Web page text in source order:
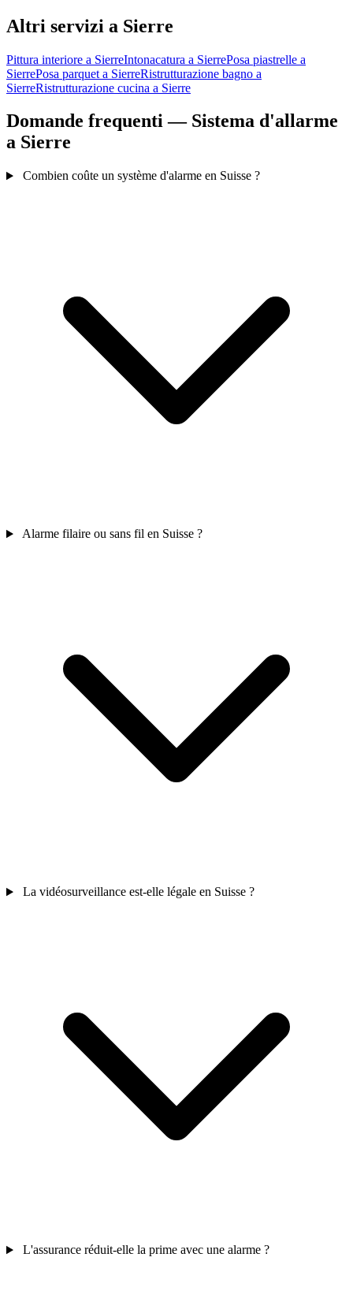
Altri servizi a Sierre
Pittura interiore a SierreIntonacatura a SierrePosa piastrelle a
SierrePosa parquet a SierreRistrutturazione bagno a
SierreRistrutturazione cucina a Sierre
Domande frequenti — Sistema d'allarme
a Sierre
Combien coûte un système d'alarme en Suisse ?
Alarme filaire ou sans fil en Suisse ?
La vidéosurveillance est-elle légale en Suisse ?
L'assurance réduit-elle la prime avec une alarme ?